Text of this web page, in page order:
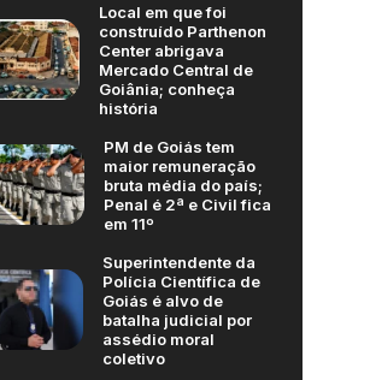
Local em que foi
construído Parthenon
Center abrigava
Mercado Central de
Goiânia; conheça
história
PM de Goiás tem
maior remuneração
bruta média do país;
Penal é 2ª e Civil fica
em 11º
Superintendente da
Polícia Científica de
Goiás é alvo de
batalha judicial por
assédio moral
coletivo